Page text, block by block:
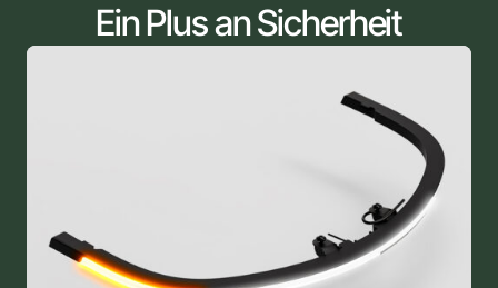
Ein Plus an Sicherheit